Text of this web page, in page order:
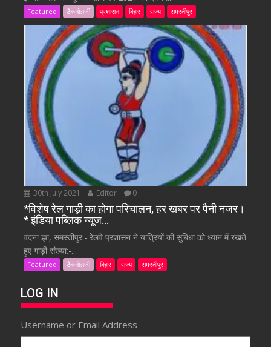
Featured टैकनोलजी प्रशासन बिहार राज्य समस्तीपुर
30th July 2021 Editor 0
*विशेष रेल गाड़ी का होगा परिचालन, हर खबर पर पैनी नजर।
* इंडिया पब्लिक न्यूज…
वंदना झा, समस्तीपुर:- रेलवे प्रशासन ने यात्रियों की सुबिधा को ध्यान में रखते
हुए गाड़ी संख्या:-...
Featured टैकनोलजी बिहार राज्य समस्तीपुर
LOG IN
Username or Email Address